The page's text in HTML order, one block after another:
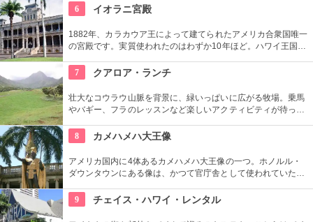
れ、市民の憩いの場所になっています。
6 イオラニ宮殿
1882年、カラカウア王によって建てられたアメリカ合衆国唯一
の宮殿です。実質使われたのはわずか10年ほど。ハワイ王国滅
を経て一般公開されました。豪華絢爛な調度品は当時の4割程
度の数だとか。
7 クアロア・ランチ
壮大なコウラウ山脈を背景に、緑いっぱいに広がる牧場。乗馬
やバギー、フラのレッスンなど楽しいアクティビティが待って
ック・パーク』のロケ地としても知られ、ロケ地巡りのバスも
あります。
8 カメハメハ大王像
アメリカ国内に4体あるカメハメハ大王像の一つ。ホノルル・
ダウンタウンにある像は、かつて官庁舎として使われていた建
がモデルではなく、イケメンだった友人がモデルになったそ
う。
9 チェイス・ハワイ・レンタル